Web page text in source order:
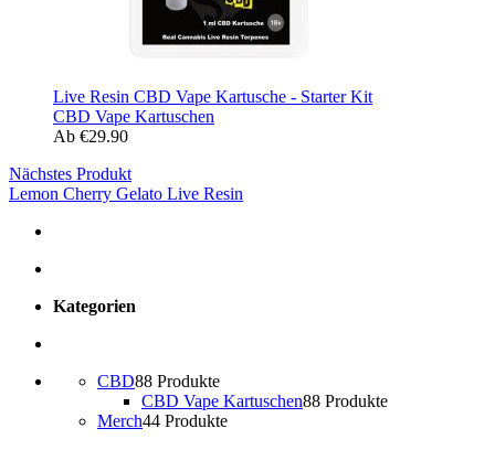
Live Resin CBD Vape Kartusche - Starter Kit
CBD Vape Kartuschen
Ab €29.90
Nächstes Produkt
Lemon Cherry Gelato Live Resin
Kategorien
CBD88 Produkte
CBD Vape Kartuschen88 Produkte
Merch44 Produkte